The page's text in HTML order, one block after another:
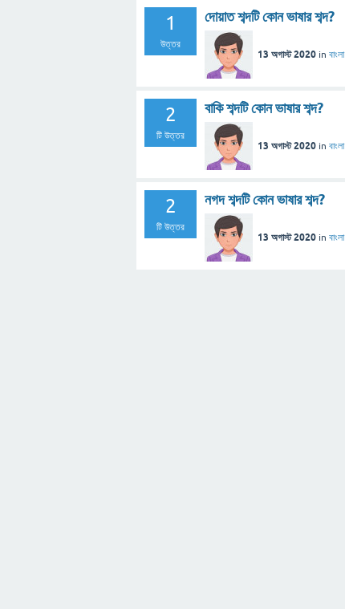
1
উত্তর
দোয়াত শব্দটি কোন ভাষার শব্দ?
13 অগাস্ট 2020 in বাংলা
2
টি উত্তর
বাকি শব্দটি কোন ভাষার শব্দ?
13 অগাস্ট 2020 in বাংলা
2
টি উত্তর
নগদ শব্দটি কোন ভাষার শব্দ?
13 অগাস্ট 2020 in বাংলা